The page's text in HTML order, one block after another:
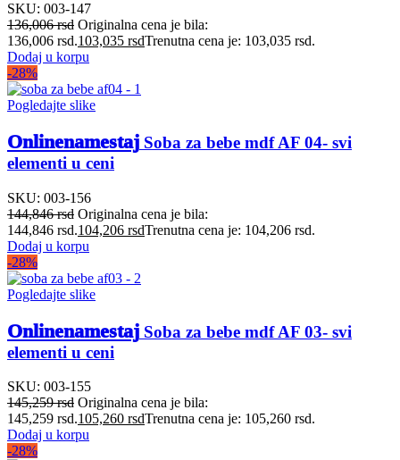
SKU: 003-147
136,006rsd Originalna cena je bila:
136,006 rsd.103,035 rsdTrenutna cena je: 103,035 rsd.
Dodaj u korpu
-28%
Pogledajte slike
Onlinenamestaj Soba za bebe mdf AF 04- svi
elementi u ceni
SKU: 003-156
144,846rsd Originalna cena je bila:
144,846 rsd.104,206 rsdTrenutna cena je: 104,206 rsd.
Dodaj u korpu
-28%
Pogledajte slike
Onlinenamestaj Soba za bebe mdf AF 03- svi
elementi u ceni
SKU: 003-155
145,259rsd Originalna cena je bila:
145,259 rsd.105,260 rsdTrenutna cena je: 105,260 rsd.
Dodaj u korpu
-28%